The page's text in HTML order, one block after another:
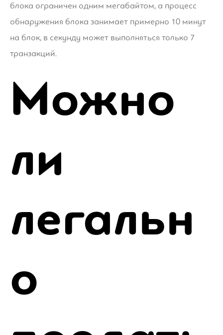
блока ограничен одним мегабайтом, а процесс
обнаружения блока занимает примерно 10 минут
на блок, в секунду может выполняться только 7
транзакций.
Можно
ли
легальн
о